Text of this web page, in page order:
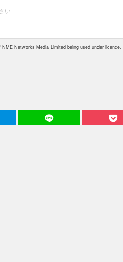
い
Networks Media Limited being used under licence.